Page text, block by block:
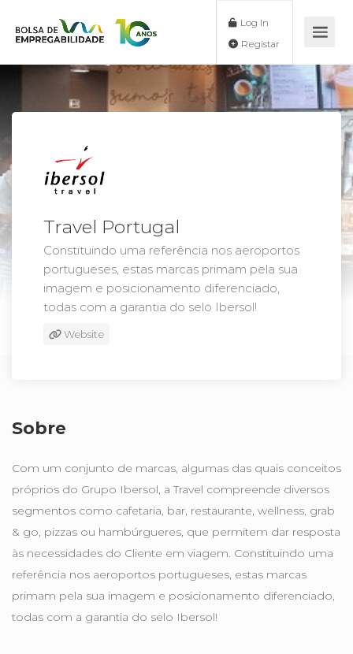
Log In
Travel Portugal
Constituindo uma referência nos aeroportos
portugueses, estas marcas primam pela sua
imagem e posicionamento diferenciado,
todas com a garantia do selo Ibersol!
Website
Sobre
Com um conjunto de marcas, algumas das quais conceitos
próprios do Grupo Ibersol, a Travel compreende diversos
segmentos como cafetaria, bar, restaurante, wellness, grab
& go, pizzas ou hambúrgueres, que permitem dar resposta
às necessidades do Cliente em viagem. Constituindo uma
referência nos aeroportos portugueses, estas marcas
primam pela sua imagem e posicionamento diferenciado,
todas com a garantia do selo Ibersol!